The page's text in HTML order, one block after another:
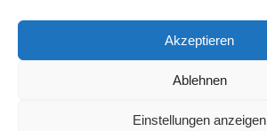
Akzeptieren
Ablehnen
Einstellungen anzeigen
Tagesgeld vergleichen